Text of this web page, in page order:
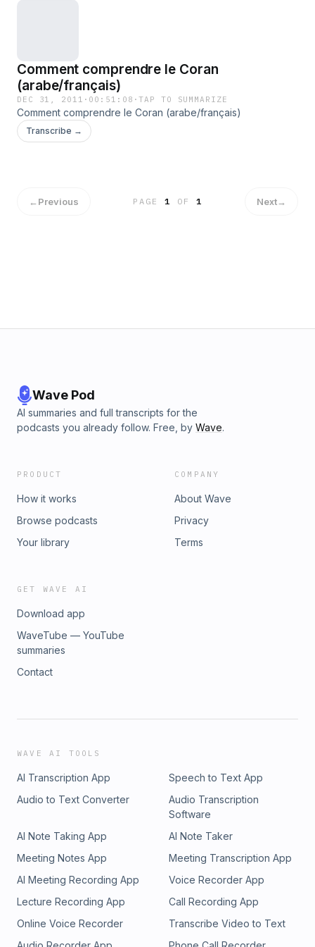
Comment comprendre le Coran
(arabe/français)
DEC 31, 2011 · 00:51:08 ·TAP TO SUMMARIZE
Comment comprendre le Coran (arabe/français)
Transcribe →
←Previous PAGE1 OF 1 Next→
Wave Pod
AI summaries and full transcripts for the
podcasts you already follow. Free, by Wave.
PRODUCT
How it works
Browse podcasts
Your library
COMPANY
About Wave
Privacy
Terms
GET WAVE AI
Download app
WaveTube — YouTube
summaries
Contact
WAVE AI TOOLS
AI Transcription App
Speech to Text App
Audio to Text Converter
Audio Transcription
Software
AI Note Taking App
AI Note Taker
Meeting Notes App
Meeting Transcription App
AI Meeting Recording App
Voice Recorder App
Lecture Recording App
Call Recording App
Online Voice Recorder
Transcribe Video to Text